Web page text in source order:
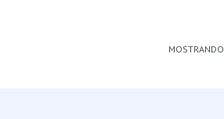
MOSTRANDO